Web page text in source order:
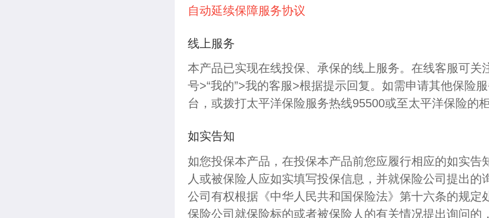
自动延续保障服务协议
线上服务
本产品已实现在线投保、承保的线上服务。在线客服可关
号>“我的”>我的客服>根据提示回复。如需申请其他保险
台，或拨打太平洋保险服务热线95500或至太平洋保险的柜
如实告知
如您投保本产品，在投保本产品前您应履行相应的如实告
人或被保险人应如实填写投保信息，并就保险公司提出的
公司有权根据《中华人民共和国保险法》第十六条的规定
保险公司就保险标的或者被保险人的有关情况提出询问的